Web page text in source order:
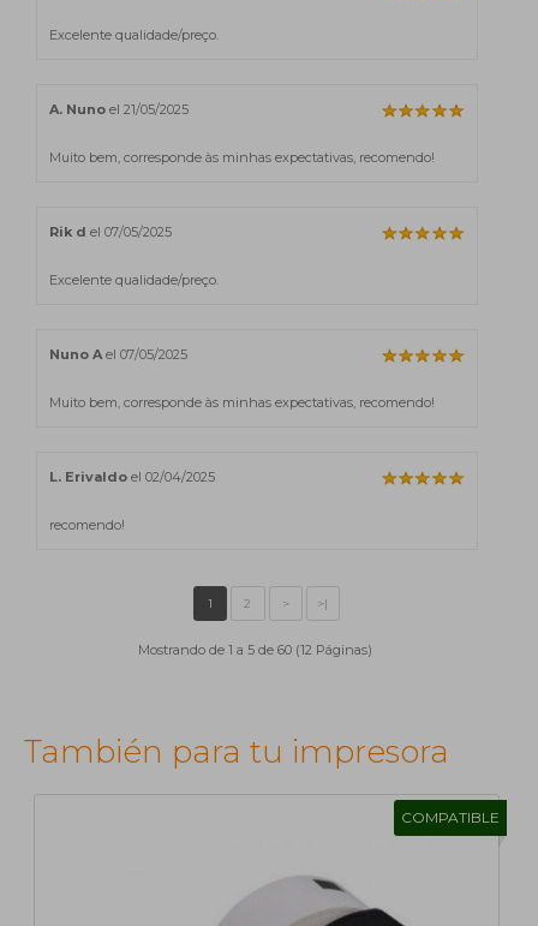
Excelente qualidade/preço.
A. Nuno el 21/05/2025
Muito bem, corresponde às minhas expectativas, recomendo!
Rik d el 07/05/2025
Excelente qualidade/preço.
Nuno A el 07/05/2025
Muito bem, corresponde às minhas expectativas, recomendo!
L. Erivaldo el 02/04/2025
recomendo!
Mostrando de 1 a 5 de 60 (12 Páginas)
También para tu impresora
COMPATIBLE